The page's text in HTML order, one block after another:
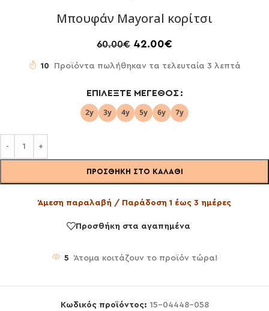
Μπουφάν Mayoral κορίτσι
60.00€ 42.00€
10 Προϊόντα πωλήθηκαν τα τελευταία 3 λεπτά
ΕΠΙΛΈΞΤΕ ΜΈΓΕΘΟΣ
ΠΡΟΣΘΉΚΗ ΣΤΟ ΚΑΛΆΘΙ
Άμεση παραλαβή / Παράδοση 1 έως 3 ημέρες
Προσθήκη στα αγαπημένα
5 Άτομα κοιτάζουν το προϊόν τώρα!
Κωδικός προϊόντος: 15-04448-058